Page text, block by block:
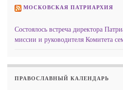
МОСКОВСКАЯ ПАТРИАРХИЯ
Состоялось встреча директора
миссии и руководителя Комитета
ПРАВОСЛАВНЫЙ КАЛЕНДАРЬ